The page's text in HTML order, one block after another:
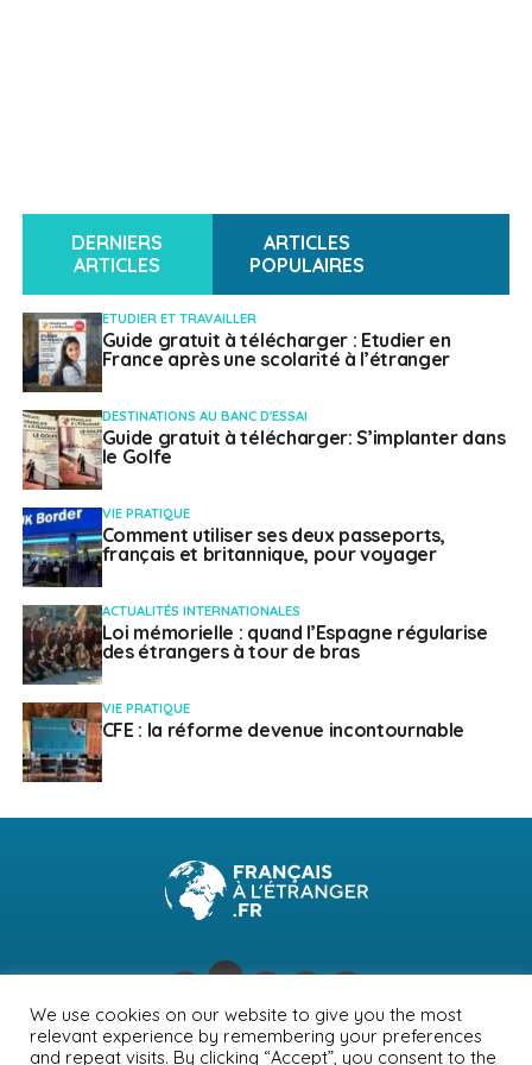
DERNIERS
ARTICLES
ARTICLES
POPULAIRES
ETUDIER ET TRAVAILLER
Guide gratuit à télécharger : Etudier en
France après une scolarité à l’étranger
DESTINATIONS AU BANC D'ESSAI
Guide gratuit à télécharger: S’implanter dans
le Golfe
VIE PRATIQUE
Comment utiliser ses deux passeports,
français et britannique, pour voyager
ACTUALITÉS INTERNATIONALES
Loi mémorielle : quand l’Espagne régularise
des étrangers à tour de bras
VIE PRATIQUE
CFE : la réforme devenue incontournable
NEWSLETTER PUBLICITÉ CONTACTS MENTIONS LÉGALES
We use cookies on our website to give you the most
relevant experience by remembering your preferences
and repeat visits. By clicking “Accept”, you consent to the